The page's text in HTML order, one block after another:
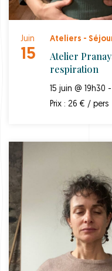
Juin
15
Ateliers -
Atelier
respiration
15 juin @ 19h30
Prix : 26 € / pers